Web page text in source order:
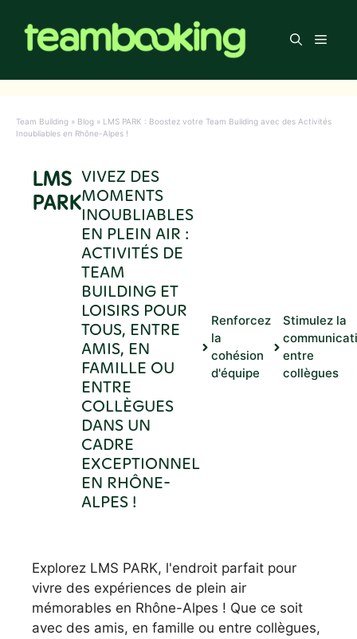
contenu
Menu
Team Building » Blog » LMS PARK : Boostez votre Team Building avec des Activités
Inoubliables en Rhône-Alpes !
LMS
PARK
VIVEZ DES
MOMENTS
INOUBLIABLES
EN PLEIN AIR :
ACTIVITÉS DE
TEAM
BUILDING ET
LOISIRS POUR
TOUS, ENTRE
AMIS, EN
FAMILLE OU
ENTRE
COLLÈGUES
DANS UN
CADRE
EXCEPTIONNEL
EN RHÔNE-
ALPES !
Renforcez
la
cohésion
d'équipe
Stimulez la
entre
collègues
Explorez LMS PARK, l'endroit parfait pour
vivre des expériences de plein air
mémorables en Rhône-Alpes ! Que ce soit
avec des amis, en famille ou entre collègues,